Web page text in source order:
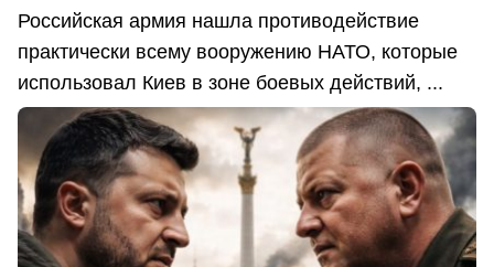
Российская армия нашла противодействие
практически всему вооружению НАТО, которые
использовал Киев в зоне боевых действий, ...